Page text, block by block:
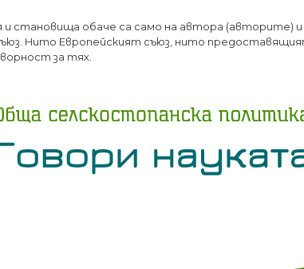
към
основното
и становища обаче са само на автора (авторите)
Нито Европейският съюз, нито
за тях.